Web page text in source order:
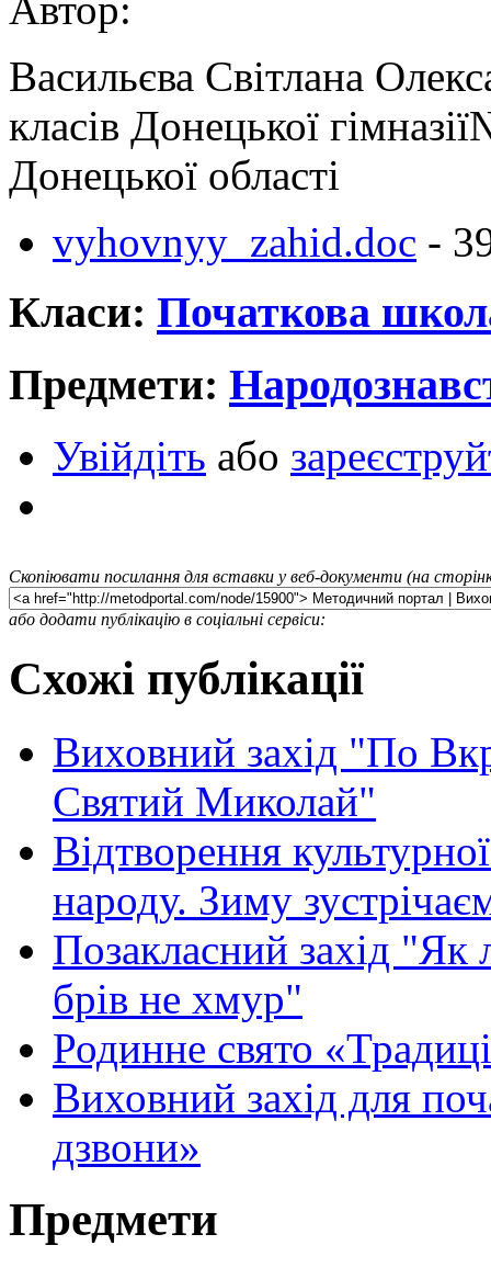
Васильєва Світлана
класів Донецької
Донецької області
vyhovnyy_zahid.doc -
Класи: Початкова
Предмети:
Увійдіть або
Скопіювати посилання для вставки у веб-документи (на
або додати публікацію в соціальні сервіси:
Схожі публікації
Виховний захід "По
Святий Миколай"
Відтворення
народу. Зиму
Позакласний захід
брів не хмур"
Родинне свято
Виховний захід для
дзвони»
Предмети